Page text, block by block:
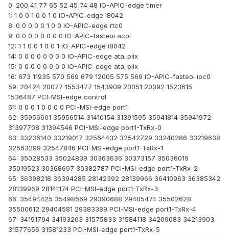
0: 200 41 77 65 52 45 74 48 IO-APIC-edge timer
1: 1 0 0 1 0 0 1 0 IO-APIC-edge i8042
8: 0 0 0 0 0 1 0 0 IO-APIC-edge rtc0
9: 0 0 0 0 0 0 0 0 IO-APIC-fasteoi acpi
12: 1 1 0 0 1 0 0 1 IO-APIC-edge i8042
14: 0 0 0 0 0 0 0 0 IO-APIC-edge ata_piix
15: 0 0 0 0 0 0 0 0 IO-APIC-edge ata_piix
16: 673 11935 570 569 679 12005 575 569 IO-APIC-fasteoi ioc0
59: 20424 20077 1553477 1543909 20051 20092 1523615
1536487 PCI-MSI-edge control
61: 0 0 0 1 0 0 0 0 PCI-MSI-edge port1
62: 35956601 35956514 31410154 31391595 35941814 35941972
31397708 31394546 PCI-MSI-edge port1-TxRx-0
63: 33236140 33219017 32564432 32542729 33240286 33219638
32563299 32547846 PCI-MSI-edge port1-TxRx-1
64: 35028533 35024839 30363636 30373157 35036019
35019523 30368697 30382787 PCI-MSI-edge port1-TxRx-2
65: 36398218 36394285 28142392 28139966 36410963 36385342
28139969 28141174 PCI-MSI-edge port1-TxRx-3
66: 35494425 35498669 29390688 29405474 35502628
35500612 29404581 29383389 PCI-MSI-edge port1-TxRx-4
67: 34191794 34193203 31575833 31584118 34209083 34213903
31577656 31581233 PCI-MSI-edge port1-TxRx-5